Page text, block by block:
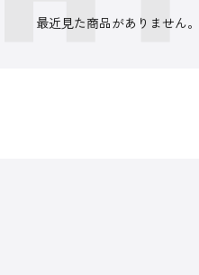
最近見た商品がありません。